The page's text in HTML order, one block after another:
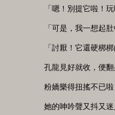
「嗯！別提它啦！玩
「可是，我一想起肚
「討厭！它還硬梆梆
孔龍見好就收，便翻
粉嬌樂得扭搖不已啦
她的呻吟聲又抖又迷